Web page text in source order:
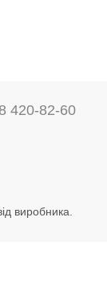
420-82-60
виробника.